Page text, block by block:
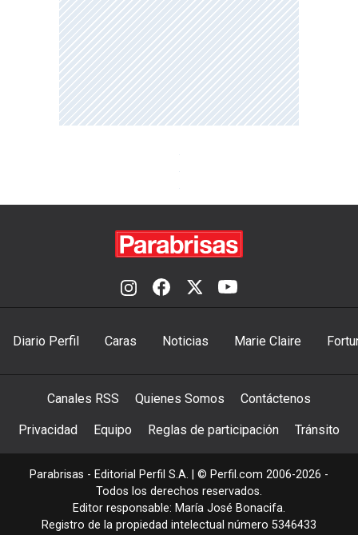
Diario Perfil Caras Noticias Marie Claire
Canales RSS Quienes Somos Contáctenos
Privacidad Equipo Reglas de participación Tránsito
Parabrisas - Editorial Perfil S.A. | © Perfil.com 2006-2026 -
Todos los derechos reservados.
Editor responsable: María José Bonacifa.
Registro de la propiedad intelectual número 5346433